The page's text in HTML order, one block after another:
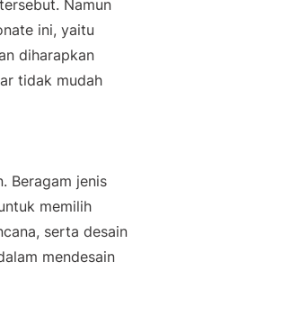
Namun
ini, yaitu
diharapkan
tidak mudah
Beragam jenis
memilih
serta desain
mendesain